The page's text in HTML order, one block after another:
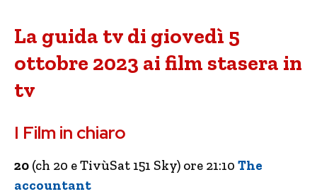
La guida tv di giovedì 5
ottobre 2023 ai film stasera in
tv
I Film in chiaro
20 (ch 20 e TivùSat 151 Sky) ore 21:10 The
accountant